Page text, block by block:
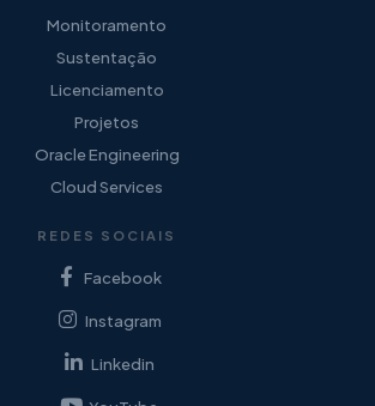
Monitoramento
Sustentação
Licenciamento
Projetos
Oracle Engineering
Cloud Services
REDES SOCIAIS
Facebook
Instagram
Linkedin